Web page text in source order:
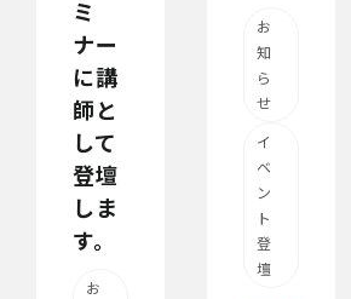
ミ
ナー
に講
師と
して
登壇
しま
す。
お
お
知
ら
せ
イ
ベ
ン
ト
登
壇